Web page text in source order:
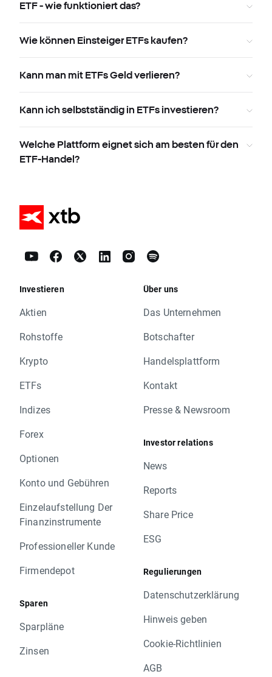
ETF - wie funktioniert das?
Wie können Einsteiger ETFs kaufen?
Kann man mit ETFs Geld verlieren?
Kann ich selbstständig in ETFs investieren?
Welche Plattform eignet sich am besten für den
ETF-Handel?
Investieren
Aktien
Rohstoffe
Krypto
ETFs
Indizes
Forex
Optionen
Konto und Gebühren
Einzelaufstellung Der
Finanzinstrumente
Professioneller Kunde
Firmendepot
Sparen
Sparpläne
Zinsen
Über uns
Das Unternehmen
Botschafter
Handelsplattform
Kontakt
Presse & Newsroom
Investor relations
News
Reports
Share Price
ESG
Regulierungen
Datenschutzerklärung
Hinweis geben
Cookie-Richtlinien
AGB